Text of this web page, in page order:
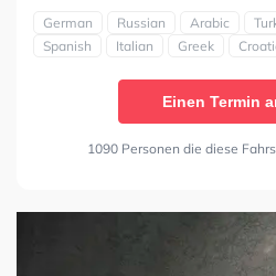
German Russian Arabic
Spanish
Italian Greek
Einen Termin
1090 Personen die diese